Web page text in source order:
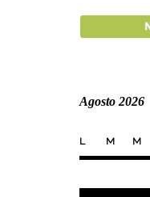
Agosto 2026
L M M